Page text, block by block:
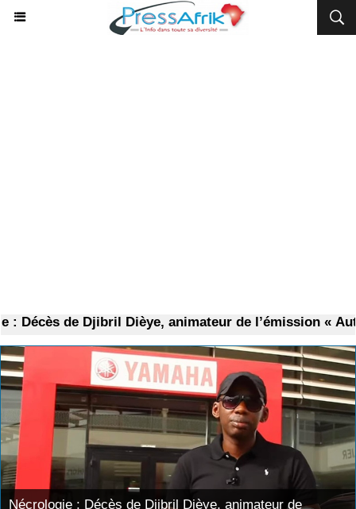
de Djibril Dièye, animateur de l’émission « Auto Mag
Nécrologie : Décès de Djibril Dièye, animateur de